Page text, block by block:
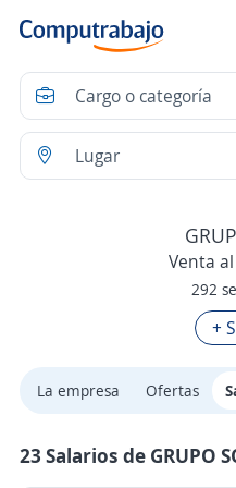
Venta
292
+
La empresa Ofertas
23 Salarios de GRUPO